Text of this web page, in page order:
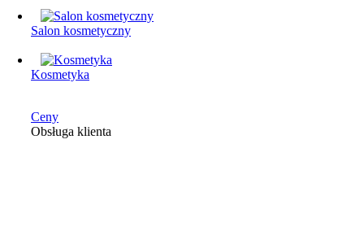
Salon kosmetyczny
Kosmetyka
Ceny
Obsługa klienta